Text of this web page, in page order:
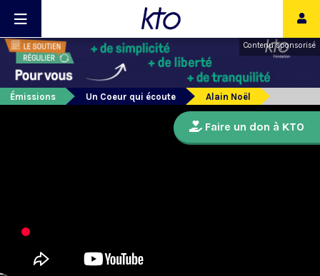
Contenu sponsorisé
Émissions Un Coeur qui écoute Alain Noël
Faire un don à KTO